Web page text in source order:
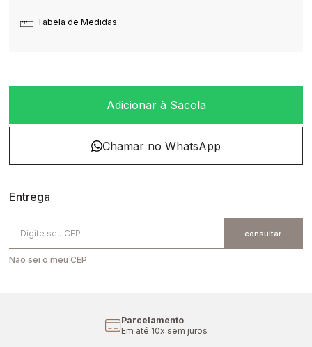
Tabela de Medidas
Adicionar à Sacola
Não sei o meu CEP
Parcelamento
Em até 10x sem juros